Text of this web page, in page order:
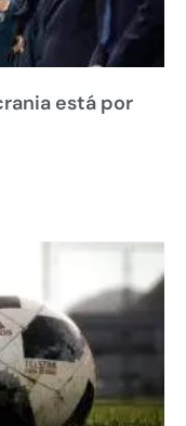
está por